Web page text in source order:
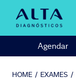
Agendar
HOME / EXAMES /